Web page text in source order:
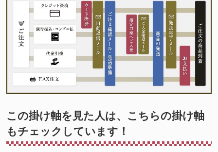
この掛け軸を見た人は、こちらの掛け軸
もチェックしています！